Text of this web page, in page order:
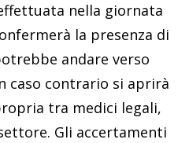
nella giornata
la presenza di
andare verso
caso contrario si aprirà
tra medici legali,
Gli accertamenti